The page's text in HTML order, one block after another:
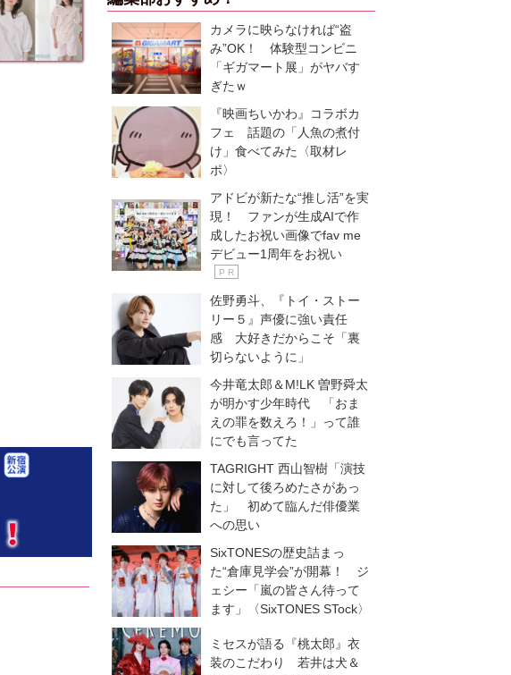
カメラに映らなければ“盗
み”OK！ 体験型コンビニ
「ギガマート展」がヤバす
ぎたｗ
『映画ちいかわ』コラボカ
フェ 話題の「人魚の煮付
け」食べてみた〈取材レ
ポ〉
アドビが新たな“推し活”を実
現！ ファンが生成AIで作
成したお祝い画像でfav me
デビュー1周年をお祝い
P R
佐野勇斗、『トイ・ストー
リー５』声優に強い責任
感 大好きだからこそ「裏
切らないように」
今井竜太郎＆M!LK 曽野舜太
が明かす少年時代 「おま
えの罪を数えろ！」って誰
にでも言ってた
TAGRIGHT 西山智樹「演技
に対して後ろめたさがあっ
た」 初めて臨んだ俳優業
への思い
SixTONESの歴史詰まっ
た“倉庫見学会”が開幕！ ジ
ェシー「嵐の皆さん待って
ます」〈SixTONES STock〉
ミセスが語る『桃太郎』衣
装のこだわり 若井は犬＆